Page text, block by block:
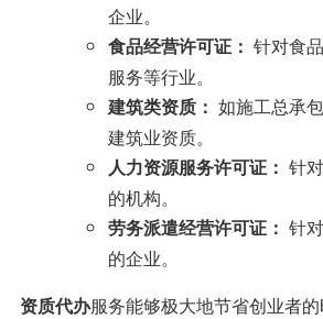
企业。
食品经营许可证： 针对食
服务等行业。
建筑类资质： 如施工总承
建筑业资质。
人力资源服务许可证： 针
的机构。
劳务派遣经营许可证： 针
的企业。
资质代办服务能够极大地节省创业者